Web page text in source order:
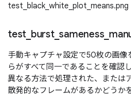
test_black_white_plot_means.png
test burst_sameness
手動キャプチャ設定で50枚の画像
らがすべて同一であることを確認
異なる方法で処理された、または
散発的なフレームがあるかどうか